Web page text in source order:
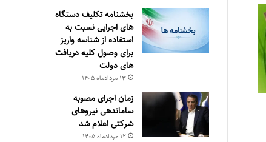
بخشنامه تکلیف دستگاه
های اجرایی نسبت به
استفاده از شناسه واریز
برای وصول کلیه دریافت
های دولت
۱۳ مرداد‌ماه ۱۴۰۵
زمان اجرای مصوبه
ساماندهی نیروهای
شرکتی اعلام شد
۱۲ مرداد‌ماه ۱۴۰۵